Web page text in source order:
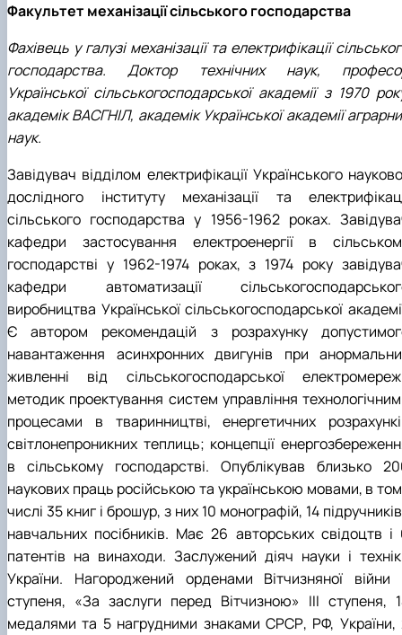
Факультет механізації сільського господарства
Фахівець у галузі механізації та електрифікації
господарства. Доктор технічних наук,
Української сільськогосподарської академії з 1970
академік ВАСГНІЛ, академік Української академії
наук.
Завідувач відділом електрифікації Українського
дослідного інституту механізації та
сільського господарства у 1956-1962 роках.
кафедри застосування електроенергії в
господарстві у 1962-1974 роках, з 1974 року
кафедри автоматизації
виробництва Української сільськогосподарської
Є автором рекомендацій з розрахунку
навантаження асинхронних двигунів при
живленні від сільськогосподарської
методик проектування систем управління
процесами в тваринництві, енергетичних
світлонепроникних теплиць; концепції
в сільському господарстві. Опублікував близько
наукових праць російською та українською мовами, в
числі 35 книг і брошур, з них 10 монографій, 14 підручників
навчальних посібників. Має 26 авторських свідоцтв і
патентів на винаходи. Заслужений діяч науки і
України. Нагороджений орденами Вітчизняної війни
ступеня, «За заслуги перед Вітчизною» III ступеня,
медалями та 5 нагрудними знаками СРСР, РФ, України,